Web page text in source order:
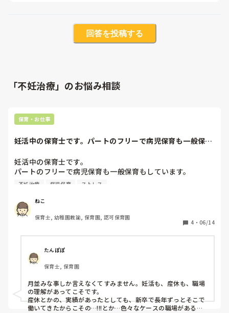
回答を投稿する
「不妊治療」のお悩み相談
保育・お仕事
妊活中の保育士です。パートのフリーで病児保育も一般保育
妊活中の保育士です。
パートのフリーで病児保育も一般保育もしています。
人間関係もしんどく、不妊治療はずっと行ってるのですが、
産休も考えて入ったところでしたが冷たくされたし、たまに
挨拶も無視されたり、何だか合わなくて。この先朝からの先
生は揃っているので、朝から働こうにも無理だろうし、妊娠
故か痛く、出勤中は元気ですが、陰口叩かれたり、精神を保
てれるのかこの先不安です。前の保育園に戻りたいですが、
ヘルニア持ちなので保育士以外で考えたほうが いいのかも
悩みます。
妊活中で不安定なのも原因なのも分かっているのです
が、、。皆さんのご意見にお力をお借りしたくてよろしくお
願い致します。
不妊治療 病児保育 ストレス
ねこ
保育士, 幼稚園教諭, 保育園, 認可保育園
4 ・ 06/14
たんぽぽ
保育士, 保育園
月並みな事しか言えなくてすみません。妊活も、産休も、職場
の理解があってこそです。
産休とかの、実績があったとしても、新卒で長年ずっとそこで
働いてきたからこその…!!!とか…色々なケースの職場があると